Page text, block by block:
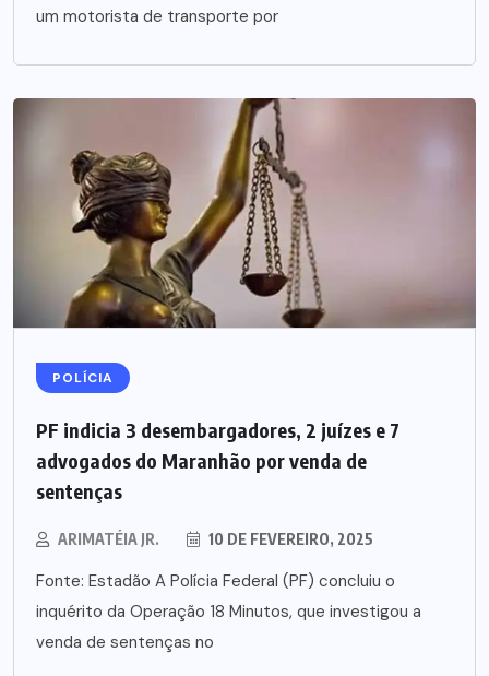
um motorista de transporte por
POLÍCIA
PF indicia 3 desembargadores, 2 juízes e 7
advogados do Maranhão por venda de
sentenças
ARIMATÉIA JR. 10 DE FEVEREIRO, 2025
Fonte: Estadão A Polícia Federal (PF) concluiu o
inquérito da Operação 18 Minutos, que investigou a
venda de sentenças no